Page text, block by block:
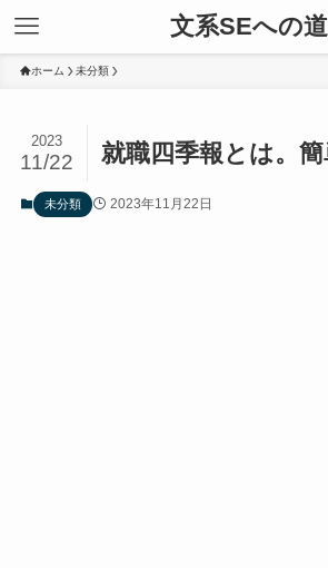
文系SEへの道
ホーム 未分類
就職四季報とは。簡
2023
11/22
未分類 2023年11月22日